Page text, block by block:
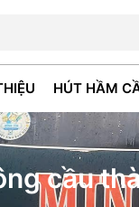
HÚT HẦM
cầu